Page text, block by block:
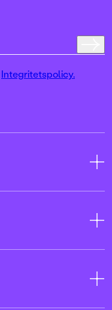
Integritetspolicy.